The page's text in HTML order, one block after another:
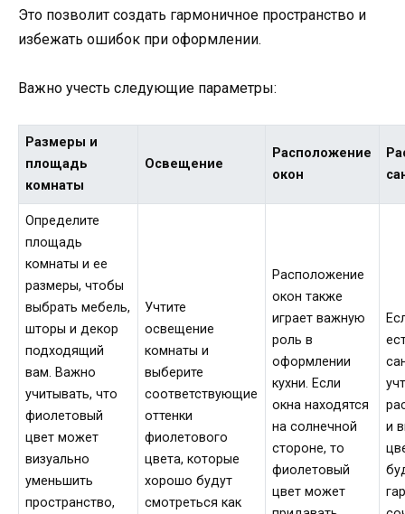
Это позволит создать гармоничное пространство и
избежать ошибок при оформлении.
Важно учесть следующие параметры:
Размеры и
площадь
комнаты
Освещение
Расположение
окон
Определите
площадь
комнаты и ее
размеры, чтобы
выбрать мебель,
шторы и декор
подходящий
вам. Важно
учитывать, что
фиолетовый
цвет может
визуально
уменьшить
пространство,
Учтите
освещение
комнаты и
выберите
соответствующие
оттенки
фиолетового
цвета, которые
хорошо будут
смотреться как
Расположение
окон также
играет важную
роль в
оформлении
кухни. Если
окна находятся
на солнечной
стороне, то
фиолетовый
цвет может
и